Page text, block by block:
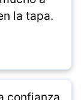
la tapa.